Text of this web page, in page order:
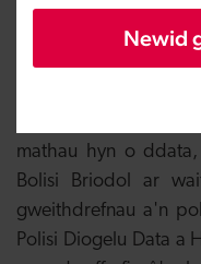
Newid
Mae Banc Datblygu
yn prosesu
mathau hyn o
Bolisi Briodol ar
gweithdrefnau a'n
Polisi Diogelu Data a